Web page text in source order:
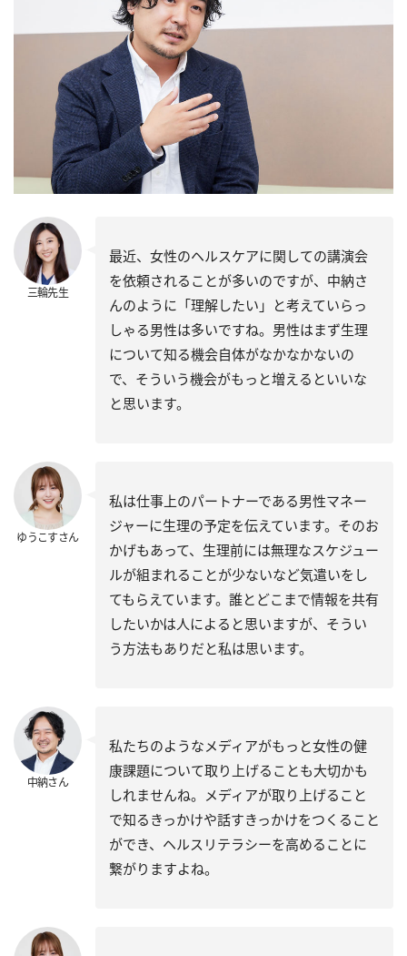
三輪先生
最近、女性のヘルスケアに関しての講演会
を依頼されることが多いのですが、中納さ
んのように「理解したい」と考えていらっ
しゃる男性は多いですね。男性はまず生理
について知る機会自体がなかなかないの
で、そういう機会がもっと増えるといいな
と思います。
ゆうこすさん
私は仕事上のパートナーである男性マネー
ジャーに生理の予定を伝えています。そのお
かげもあって、生理前には無理なスケジュー
ルが組まれることが少ないなど気遣いをし
てもらえています。誰とどこまで情報を共有
したいかは人によると思いますが、そうい
う方法もありだと私は思います。
中納さん
私たちのようなメディアがもっと女性の健
康課題について取り上げることも大切かも
しれませんね。メディアが取り上げること
で知るきっかけや話すきっかけをつくること
ができ、ヘルスリテラシーを高めることに
繋がりますよね。